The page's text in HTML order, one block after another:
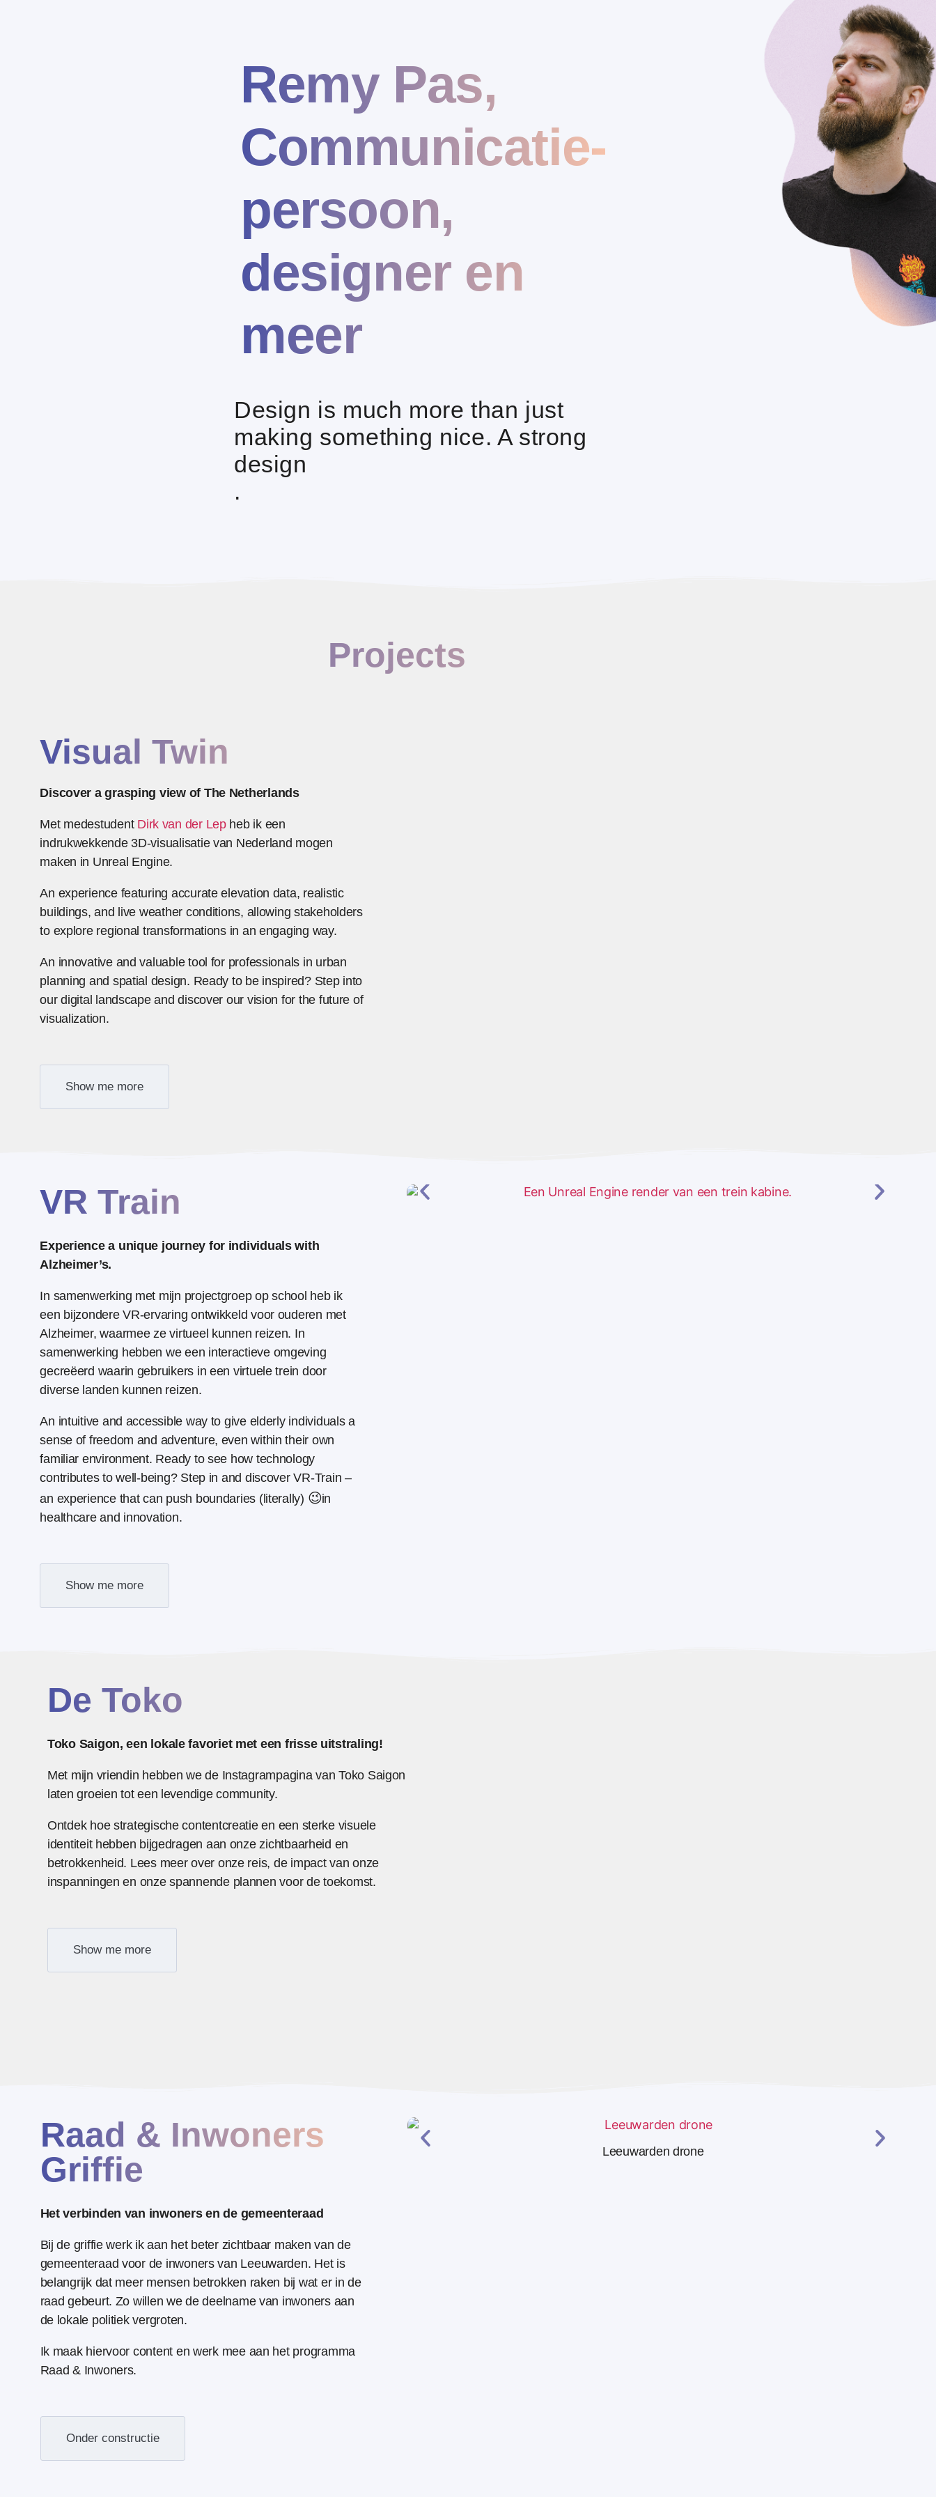
Remy Pas,
Communicatie-
persoon,
designer en
meer
Design is much more than just
making something nice. A strong
design
.
Projects
Visual Twin
Discover a grasping view of The Netherlands
Met medestudent Dirk van der Lepheb ik een
indrukwekkende 3D-visualisatie van Nederland mogen
maken in Unreal Engine.
An experience featuring accurate elevation data, realistic
buildings, and live weather conditions, allowing stakeholders
to explore regional transformations in an engaging way.
An innovative and valuable tool for professionals in urban
planning and spatial design. Ready to be inspired? Step into
our digital landscape and discover our vision for the future of
visualization.
Show me more
VR Train
Experience a unique journey for individuals with
Alzheimer’s.
In samenwerking met mijn projectgroep op school heb ik
een bijzondere VR-ervaring ontwikkeld voor ouderen met
Alzheimer, waarmee ze virtueel kunnen reizen. In
samenwerking hebben we een interactieve omgeving
gecreëerd waarin gebruikers in een virtuele trein door
diverse landen kunnen reizen.
An intuitive and accessible way to give elderly individuals a
sense of freedom and adventure, even within their own
familiar environment. Ready to see how technology
contributes to well-being? Step in and discover VR-Train –
an experience that can push boundaries (literally) 😉in
healthcare and innovation.
Show me more
De Toko
Toko Saigon, een lokale favoriet met een frisse uitstraling!
Met mijn vriendin hebben we de Instagrampagina van Toko Saigon
laten groeien tot een levendige community.
Ontdek hoe strategische contentcreatie en een sterke visuele
identiteit hebben bijgedragen aan onze zichtbaarheid en
betrokkenheid. Lees meer over onze reis, de impact van onze
inspanningen en onze spannende plannen voor de toekomst.
Show me more
Raad & Inwoners
Griffie
Het verbinden van inwoners en de gemeenteraad
Bij de griffie werk ik aan het beter zichtbaar maken van de
gemeenteraad voor de inwoners van Leeuwarden. Het is
belangrijk dat meer mensen betrokken raken bij wat er in de
raad gebeurt. Zo willen we de deelname van inwoners aan
de lokale politiek vergroten.
Ik maak hiervoor content en werk mee aan het programma
Raad & Inwoners.
Onder constructie
Leeuwarden drone